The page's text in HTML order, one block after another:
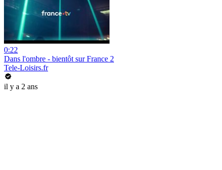
0:22
Dans l'ombre - bientôt sur France 2
Tele-Loisirs.fr
il y a 2 ans